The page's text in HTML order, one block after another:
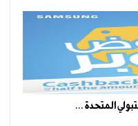
المتحدة ...